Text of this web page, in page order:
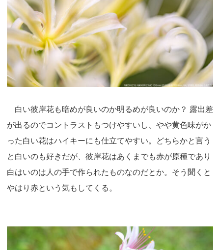
白い彼岸花も暗めが良いのか明るめが良いのか？ 露出差
が出るのでコントラストもつけやすいし、やや黄色味がか
った白い花はハイキーにも仕立てやすい。どちらかと言う
と白いのも好きだが、彼岸花はあくまでも赤が原種であり
白はいのは人の手で作られたものなのだとか。そう聞くと
やはり赤という気もしてくる。